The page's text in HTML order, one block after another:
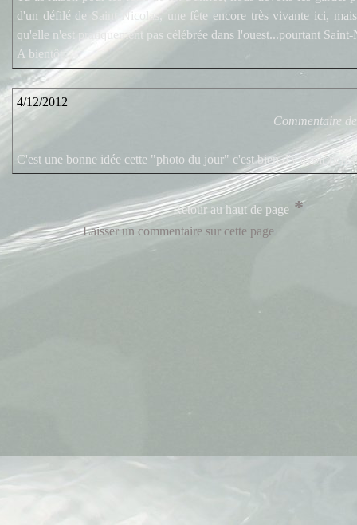
d'un défilé de Saint-Nicolas, une fête encore très vivante ici,
qu'elle n'est pratiquement pas célébrée dans l'ouest...pourtant
A bientôt.
4/12/2012
Commentaire
C'est une bonne idée cette "photo du jour" c'est bien d'y avoir
Retour au haut de page *
Laisser un commentaire sur cette page